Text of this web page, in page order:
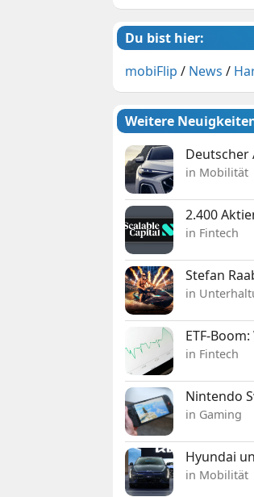
Du bist hier:
mobiFlip / News /
Weitere
Deutscher
in Mobilität
2.400
in Fintech
Stefan
in
ETF-
in Fintech
Nintendo
in Gaming
Hyundai
in Mobilität